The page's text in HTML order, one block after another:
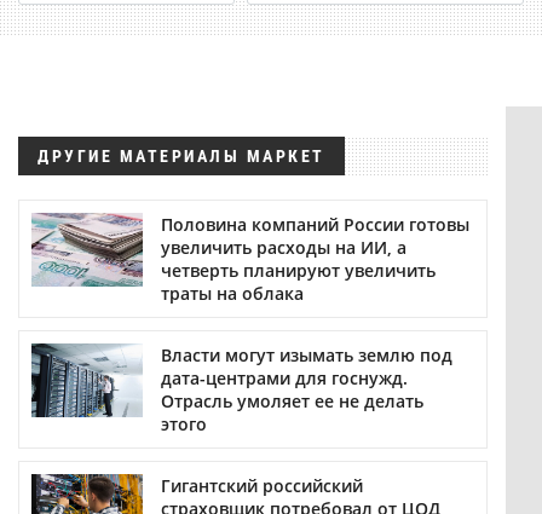
ДРУГИЕ МАТЕРИАЛЫ МАРКЕТ
Половина компаний России готовы
увеличить расходы на ИИ, а
четверть планируют увеличить
траты на облака
Власти могут изымать землю под
дата-центрами для госнужд.
Отрасль умоляет ее не делать
этого
Гигантский российский
страховщик потребовал от ЦОД